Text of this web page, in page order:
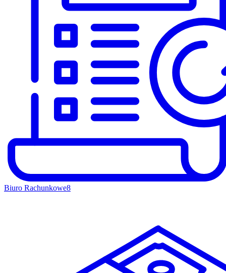
Biuro Rachunkowe8